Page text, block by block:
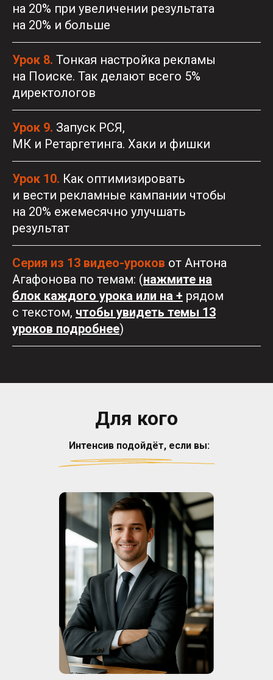
на 20% при увеличении результата
на 20% и больше
Урок 8. Тонкая настройка рекламы
на Поиске. Так делают всего 5%
директологов
Урок 9. Запуск РСЯ,
МК и Ретаргетинга. Хаки и фишки
Урок 10. Как оптимизировать
и вести рекламные кампании чтобы
на 20% ежемесячно улучшать
результат
Серия из 13 видео-уроков от Антона
Агафонова по темам: (нажмите на
блок каждого урока или на + рядом
с текстом, чтобы увидеть темы 13
уроков подробнее)
Для кого
Интенсив подойдёт, если вы: